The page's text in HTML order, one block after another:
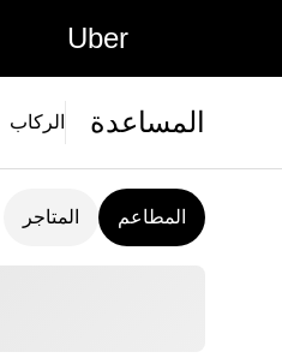
Uber
المساعدة الركاب
المطاعم المتاجر